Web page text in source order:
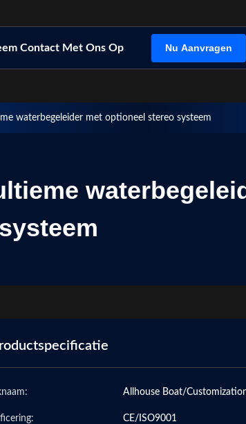
Contact Met Ons Op Nu Aanvragen
waterbegeleider met optioneel stereo systeem
Allhouse Boat/
CE/ISO9001